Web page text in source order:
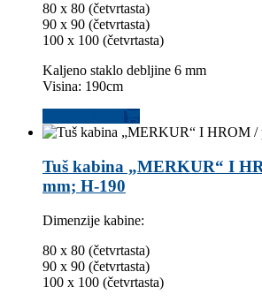
80 x 80 (četvrtasta)
90 x 90 (četvrtasta)
100 x 100 (četvrtasta)
Kaljeno staklo debljine 6 mm
Visina: 190cm
Tuš kabina „MERKUR“ I
mm; H-190
Dimenzije kabine:
80 x 80 (četvrtasta)
90 x 90 (četvrtasta)
100 x 100 (četvrtasta)